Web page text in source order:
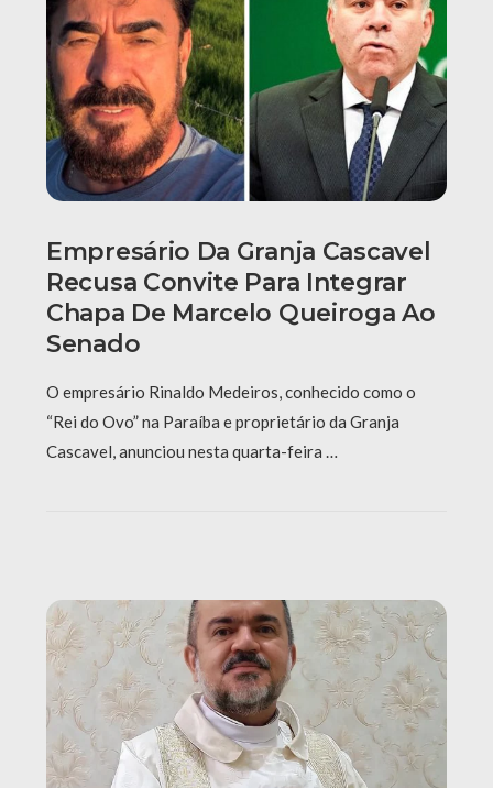
Empresário Da Granja Cascavel
Recusa Convite Para Integrar
Chapa De Marcelo Queiroga Ao
Senado
O empresário Rinaldo Medeiros, conhecido como o
“Rei do Ovo” na Paraíba e proprietário da Granja
Cascavel, anunciou nesta quarta-feira …